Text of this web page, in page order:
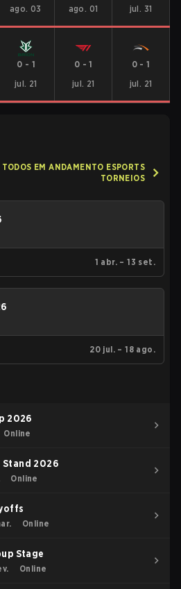
ago. 03
ago. 01
jul. 31
0 - 1
jul. 21
0 -1
jul. 21
0-1
jul. 21
TODOS EM ANDAMENTO ESPORTS
TORNEIOS
1 abr. – 13 set.
20 jul. – 18 ago.
2026
Online
2026
Online
Online
Stage
Online